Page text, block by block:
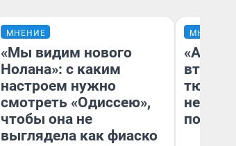
МНЕНИЕ
«Мы видим нового
Нолана»: с каким
настроем нужно
смотреть «Одиссею»,
чтобы она не
выглядела как фиаско
МНЕНИЕ